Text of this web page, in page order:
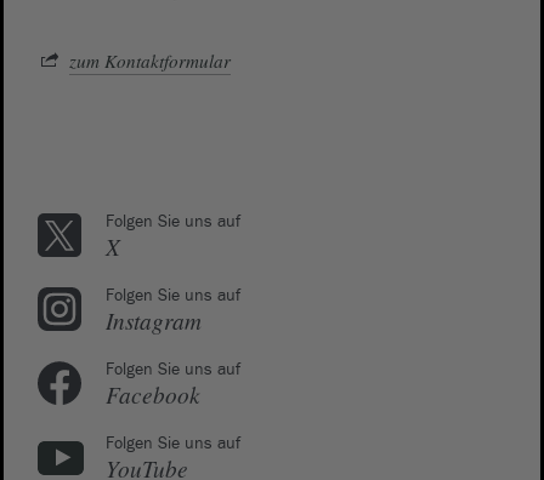
zum Kontaktformular
Folgen Sie uns auf
X
Folgen Sie uns auf
Instagram
Folgen Sie uns auf
Facebook
Folgen Sie uns auf
YouTube